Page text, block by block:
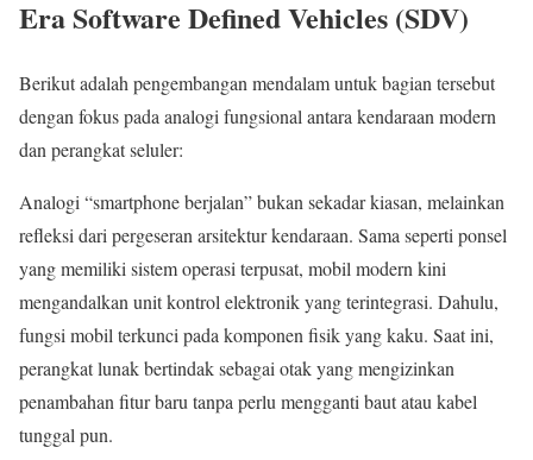
Era Software Defined Vehicles (SDV)
Berikut adalah pengembangan mendalam untuk bagian tersebut
dengan fokus pada analogi fungsional antara kendaraan modern
dan perangkat seluler:
Analogi “smartphone berjalan” bukan sekadar kiasan, melainkan
refleksi dari pergeseran arsitektur kendaraan. Sama seperti ponsel
yang memiliki sistem operasi terpusat, mobil modern kini
mengandalkan unit kontrol elektronik yang terintegrasi. Dahulu,
fungsi mobil terkunci pada komponen fisik yang kaku. Saat ini,
perangkat lunak bertindak sebagai otak yang mengizinkan
penambahan fitur baru tanpa perlu mengganti baut atau kabel
tunggal pun.